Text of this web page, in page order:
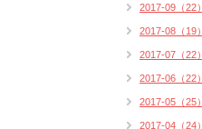
2017-09（22）
2017-08（19）
2017-07（22）
2017-06（22）
2017-05（25）
2017-04（24）